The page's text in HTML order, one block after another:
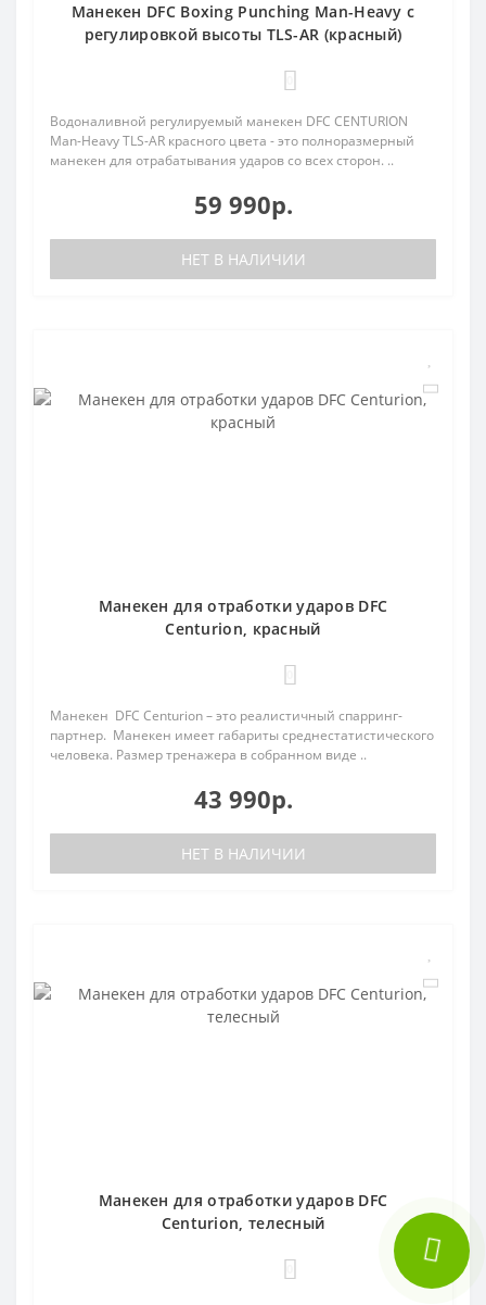
Манекен DFC Boxing Punching Man-Heavy c
регулировкой высоты TLS-AR (красный)
Водоналивной регулируемый манекен DFC CENTURION
Man-Heavy TLS-AR красного цвета - это полноразмерный
манекен для отрабатывания ударов со всех сторон. ..
59 990р.
НЕТ В НАЛИЧИИ
Манекен для отработки ударов DFC
Centurion, красный
Манекен DFC Centurion – это реалистичный спарринг-
партнер. Манекен имеет габариты среднестатистического
человека. Размер тренажера в собранном виде ..
43 990р.
НЕТ В НАЛИЧИИ
Манекен для отработки ударов DFC
Centurion, телесный